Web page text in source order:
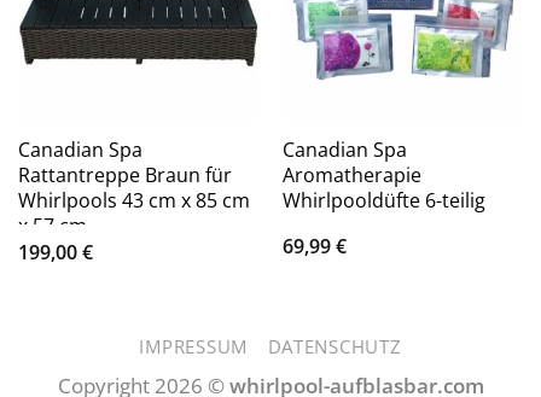
Canadian Spa
Rattantreppe Braun für
Whirlpools 43 cm x 85 cm
x 57 cm
199,00€
Canadian Spa
Aromatherapie
Whirlpooldüfte 6-teilig
69,99€
IMPRESSUM DATENSCHUTZ
Copyright 2026 ©whirlpool-aufblasbar.com